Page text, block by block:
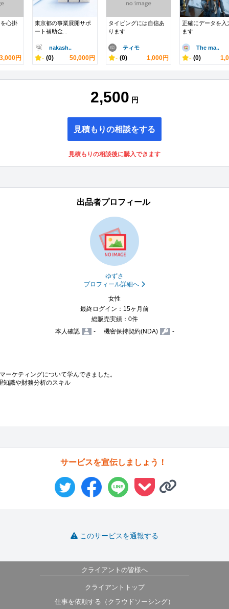
心掛
3,000円
東京都の事業展開サポ
ート補助金...
nakash..
- (0) 50,000円
タイピングには自信あ
ります
ティモ
- (0) 1,000円
正確にデータを入
ます
The ma..
- (0)
2,500 円
見積もりの相談をする
見積もりの相談後に購入できます
出品者プロフィール
ゆずさ
プロフィール詳細へ
女性
最終ログイン：15ヶ月前
総販売実績：0件
本人確認
- 機密保持契約(NDA) -
ーケティングについて学んできました。
知識や財務分析のスキル
サービスを宣伝しましょう！
このサービスを通報する
クライアントの皆様へ
クライアントトップ
仕事を依頼する（クラウドソーシング）